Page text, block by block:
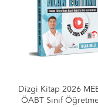
Dizgi Kitap 2026
ÖABT Sınıf